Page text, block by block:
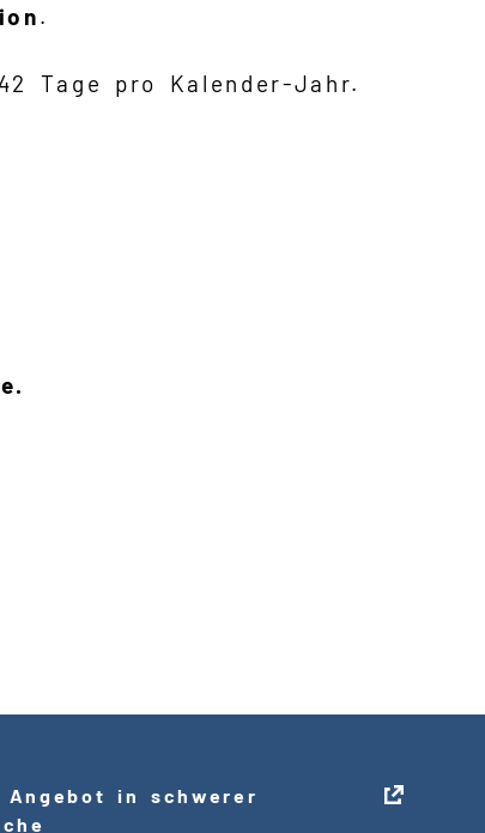
.
Tage pro Kalender-Jahr.
Angebot in schwerer